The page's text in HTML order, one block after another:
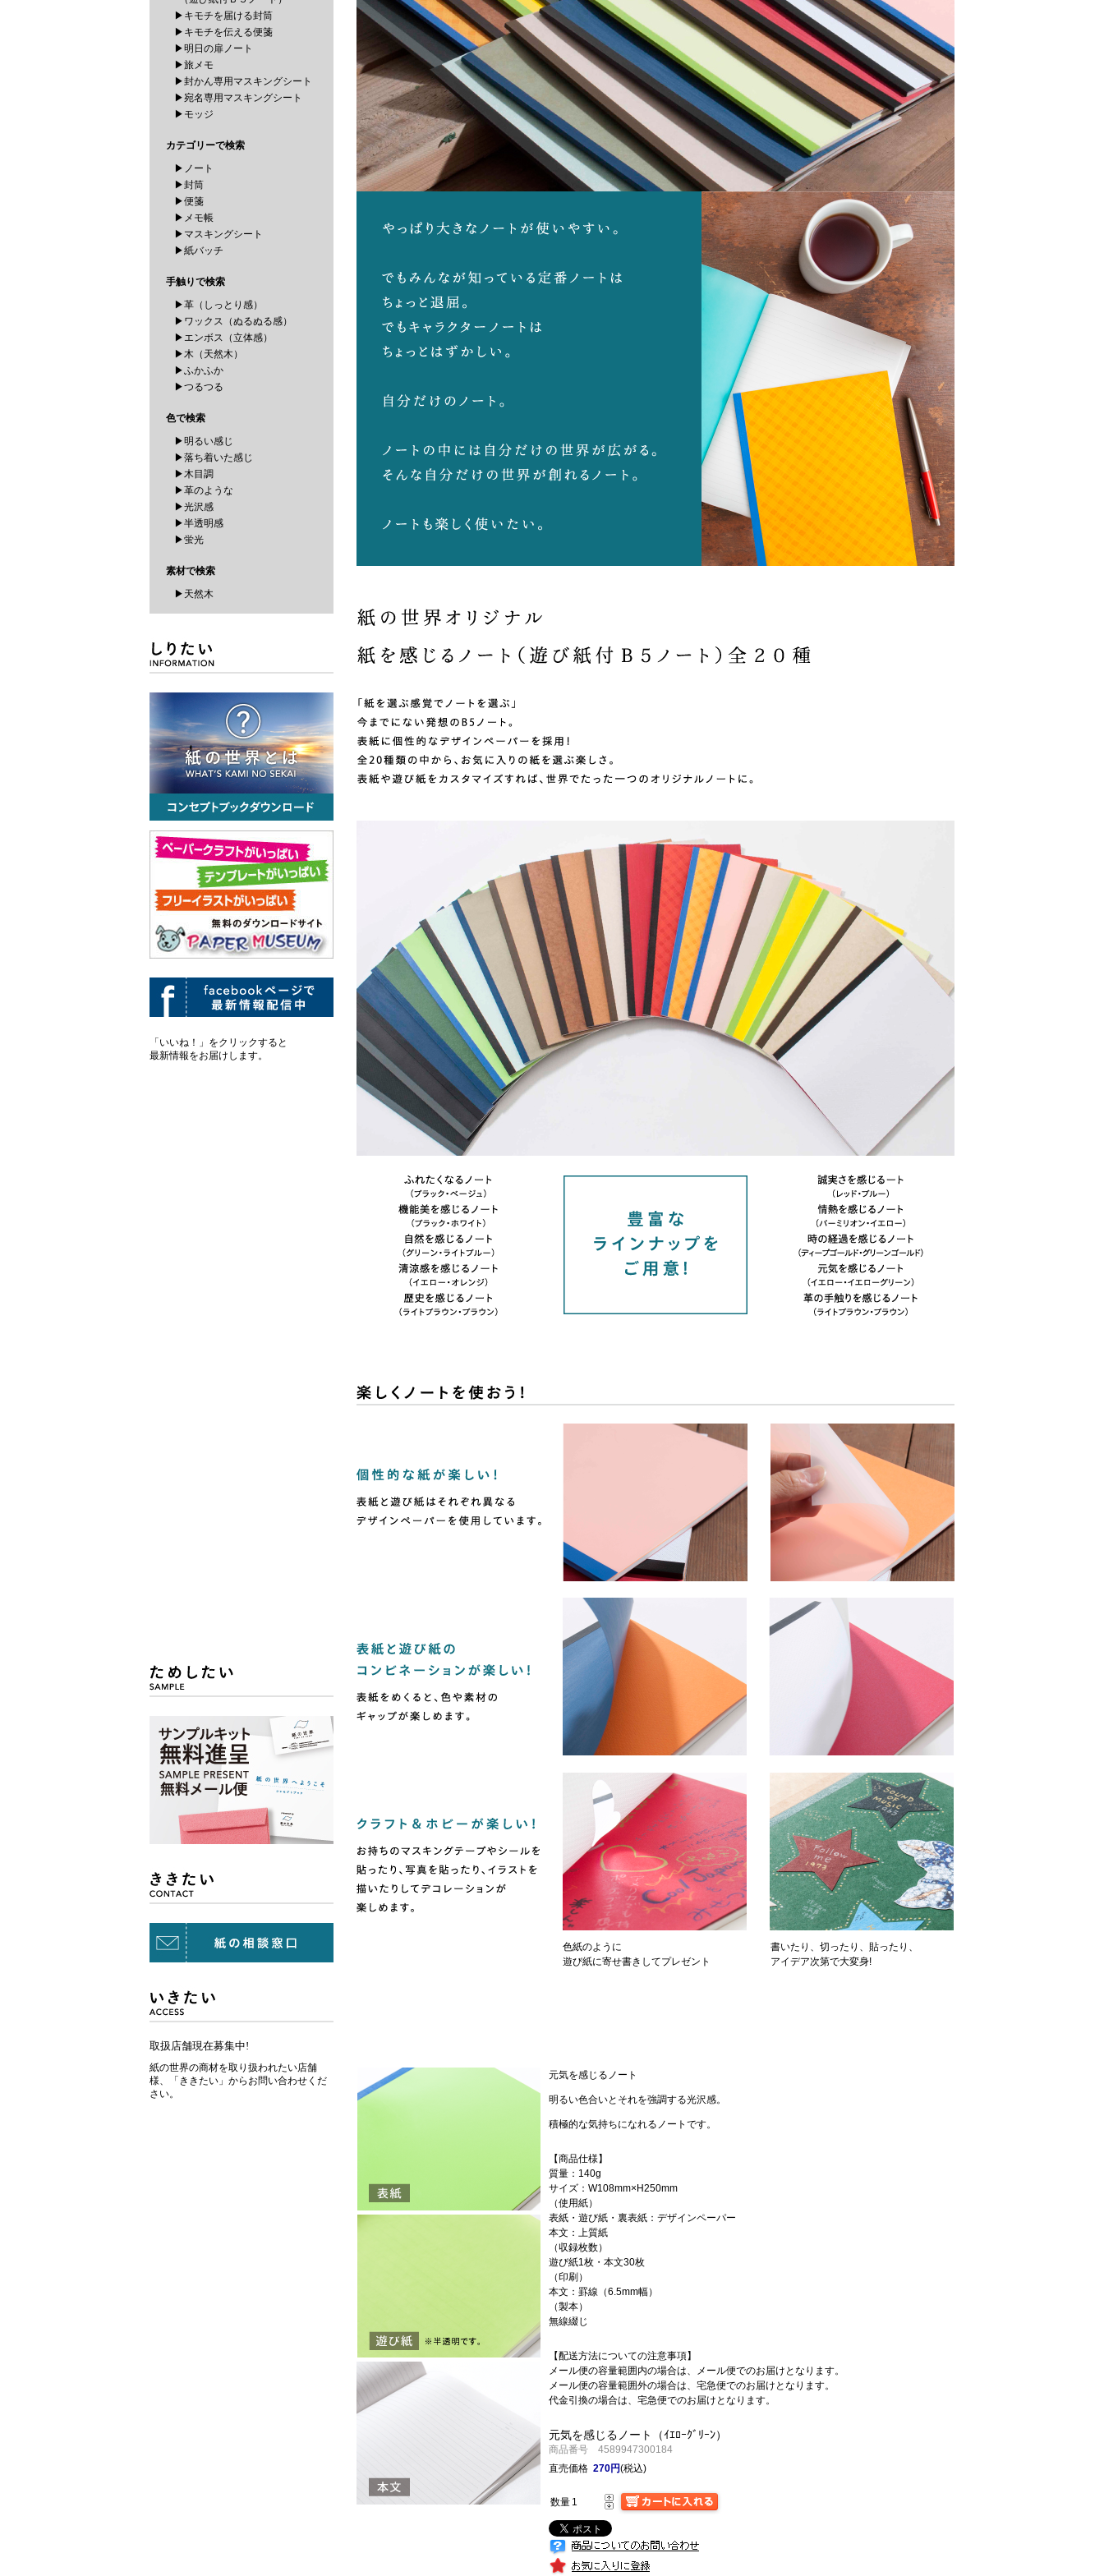
▶キモチを届ける封筒
▶キモチを伝える便箋
▶明日の扉ノート
▶旅メモ
▶封かん専用マスキングシート
▶宛名専用マスキングシート
▶モッジ
カテゴリーで検索
▶ノート
▶封筒
▶便箋
▶メモ帳
▶マスキングシート
▶紙バッチ
手触りで検索
▶革（しっとり感）
▶ワックス（ぬるぬる感）
▶エンボス（立体感）
▶木（天然木）
▶ふかふか
▶つるつる
色で検索
▶明るい感じ
▶落ち着いた感じ
▶木目調
▶革のような
▶光沢感
▶半透明感
▶蛍光
素材で検索
▶天然木
「いいね！」をクリックすると
最新情報をお届けします。
取扱店舗現在募集中!
紙の世界の商材を取り扱われたい店舗
様、「ききたい」からお問い合わせくだ
さい。
色紙のように
遊び紙に寄せ書きしてプレゼント
書いたり、切ったり、貼ったり、
アイデア次第で大変身!
元気を感じるノート
明るい色合いとそれを強調する光沢感。
積極的な気持ちになれるノートです。
【商品仕様】
質量：140g
サイズ：W108mm×H250mm
（使用紙）
表紙・遊び紙・裏表紙：デザインペーパー
本文：上質紙
（収録枚数）
遊び紙1枚・本文30枚
（印刷）
本文：罫線（6.5mm幅）
（製本）
無線綴じ
【配送方法についての注意事項】
メール便の容量範囲内の場合は、メール便でのお届けとなります。
メール便の容量範囲外の場合は、宅急便でのお届けとなります。
代金引換の場合は、宅急便でのお届けとなります。
元気を感じるノート（ｲｴﾛｰｸﾞﾘｰﾝ）
商品番号 4589947300184
直売価格 270円(税込)
数量